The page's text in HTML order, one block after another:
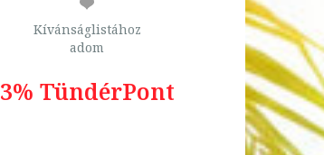
Kívánságlistához
adom
3% TündérPont